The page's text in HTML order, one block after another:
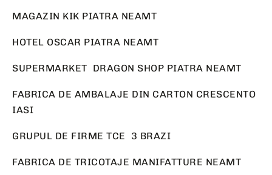
MAGAZIN KIK PIATRA NEAMT
HOTEL OSCAR PIATRA NEAMT
SUPERMARKET DRAGON SHOP PIATRA NEAMT
FABRICA DE AMBALAJE DIN CARTON CRESCENTO
IASI
GRUPUL DE FIRME TCE 3 BRAZI
FABRICA DE TRICOTAJE MANIFATTURE NEAMT